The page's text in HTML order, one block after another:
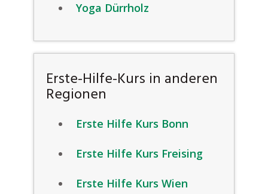
Yoga Dürrholz
Erste-Hilfe-Kurs in anderen
Regionen
Erste Hilfe Kurs Bonn
Erste Hilfe Kurs Freising
Erste Hilfe Kurs Wien